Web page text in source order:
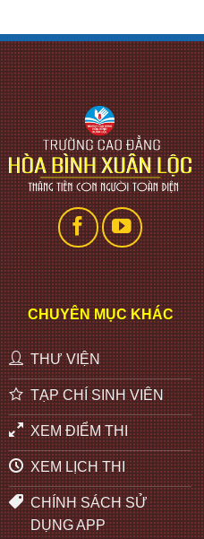
CHUYÊN MỤC KHÁC
THƯ VIỆN
TẠP CHÍ SINH VIÊN
XEM ĐIỂM THI
XEM LỊCH THI
CHÍNH SÁCH SỬ
DỤNG APP